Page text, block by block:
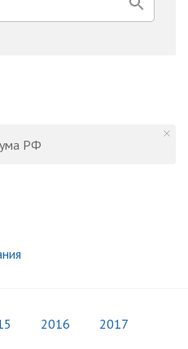
РФ
2016 2017